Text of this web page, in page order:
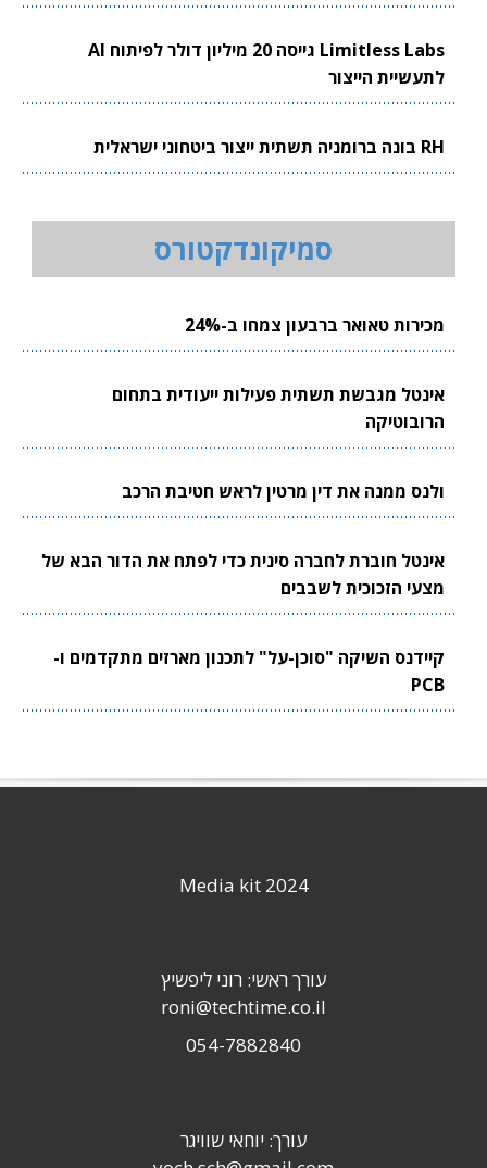
Limitless Labs גייסה 20 מיליון דולר לפיתוח AI
לתעשיית הייצור
RH בונה ברומניה תשתית ייצור ביטחוני ישראלית
סמיקונדקטורס
מכירות טאואר ברבעון צמחו ב-24%
אינטל מגבשת תשתית פעילות ייעודית בתחום
הרובוטיקה
ולנס ממנה את דין מרטין לראש חטיבת הרכב
אינטל חוברת לחברה סינית כדי לפתח את הדור הבא של
מצעי הזכוכית לשבבים
קיידנס השיקה "סוכן-על" לתכנון מארזים מתקדמים ו-
PCB
Media kit 2024
עורך ראשי: רוני ליפשיץ
roni@techtime.co.il
054-7882840
עורך: יוחאי שוויגר